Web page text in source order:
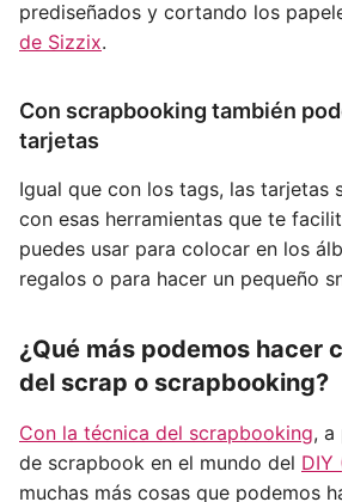
prediseñados y cortando los
de Sizzix.
Con scrapbooking también
tarjetas
Igual que con los tags, las tarjetas
con esas herramientas que te
puedes usar para colocar en los
regalos o para hacer un pequeño
¿Qué más podemos hacer
del scrap o scrapbooking?
Con la técnica del scrapbooking, a
de scrapbook en el mundo del DIY
muchas más cosas que podemos